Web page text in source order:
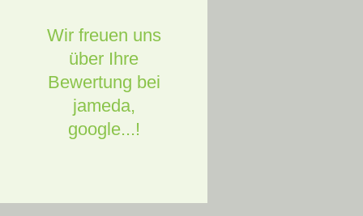
Wir freuen uns
über Ihre
Bewertung bei
jameda,
google...!